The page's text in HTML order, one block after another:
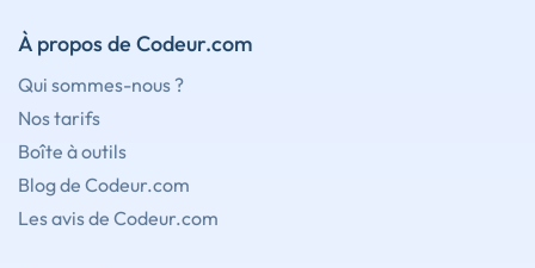
À propos de Codeur.com
Qui sommes-nous ?
Nos tarifs
Boîte à outils
Blog de Codeur.com
Les avis de Codeur.com